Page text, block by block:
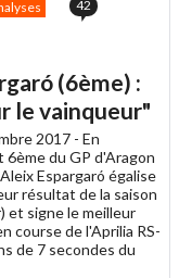
42
(6ème) :
le vainqueur"
2017 - En
6ème du GP d'Aragon
Espargaró égalise
résultat de la saison
et signe le meilleur
course de l'Aprilia RS-
de 7 secondes du